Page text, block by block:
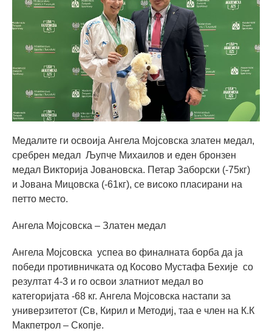
Медалите ги освоија Ангела Мојсовска златен медал,
сребрен медал Љупче Михаилов и еден бронзен
медал Викторија Јовановска. Петар Заборски (-75кг)
и Јована Мицовска (-61кг), се високо пласирани на
петто место.
Ангела Мојсовска – Златен медал
Ангела Мојсовска успеа во финалната борба да ја
победи противничката од Косово Мустафа Бехије со
резултат 4-3 и го освои златниот медал во
категоријата -68 кг. Ангела Мојсовска настапи за
универзитетот (Св, Кирил и Методиј, таа е член на К.К
Макпетрол – Скопје.